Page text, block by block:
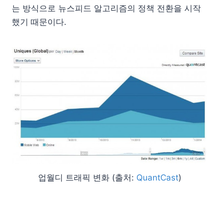
는 방식으로 뉴스피드 알고리즘의 정책 전환을 시작
했기 때문이다.
업월디 트래픽 변화 (출처: QuantCast)